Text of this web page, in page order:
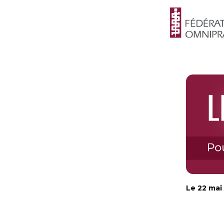
Le 22